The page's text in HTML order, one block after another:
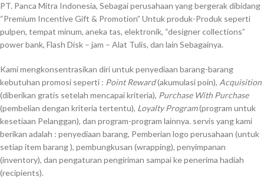
PT. Panca Mitra Indonesia, Sebagai perusahaan yang bergerak dibidang
“Premium Incentive Gift & Promotion” Untuk produk-Produk seperti
pulpen, tempat minum, aneka tas, elektronik, “designer collections”
power bank, Flash Disk – jam – Alat Tulis, dan lain Sebagainya.
Kami mengkonsentrasikan diri untuk penyediaan barang-barang
kebutuhan promosi seperti : Point Reward(akumulasi poin), Acquisition
(diberikan gratis setelah mencapai kriteria), Purchase With Purchase
(pembelian dengan kriteria tertentu), Loyalty Program(program untuk
kesetiaan Pelanggan), dan program-program lainnya. servis yang kami
berikan adalah : penyediaan barang, Pemberian logo perusahaan (untuk
setiap item barang ), pembungkusan (wrapping), penyimpanan
(inventory), dan pengaturan pengiriman sampai ke penerima hadiah
(recipients).